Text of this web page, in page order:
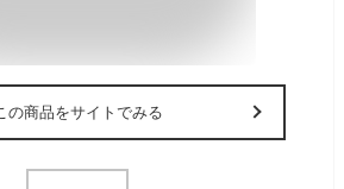
の商品をサイトでみる